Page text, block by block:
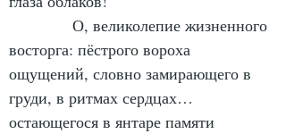
О, великолепие жизненного
восторга: пёстрого вороха
ощущений, словно замирающего в
груди, в ритмах сердцах…
остающегося в янтаре памяти